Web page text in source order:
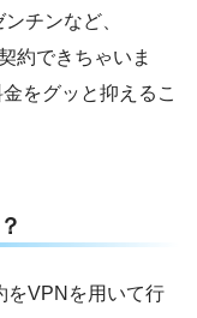
チンなど、
約できちゃいま
をグッと抑えるこ
をVPNを用いて行